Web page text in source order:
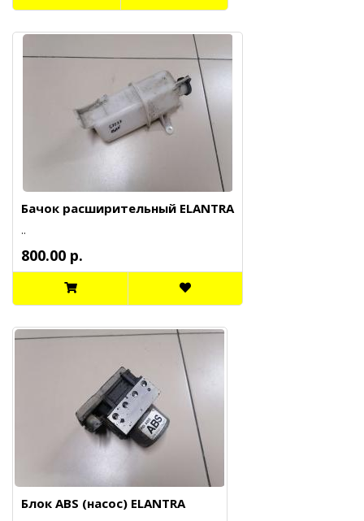
Бачок расширительный ELANTRA
..
800.00 р.
Блок ABS (насос) ELANTRA